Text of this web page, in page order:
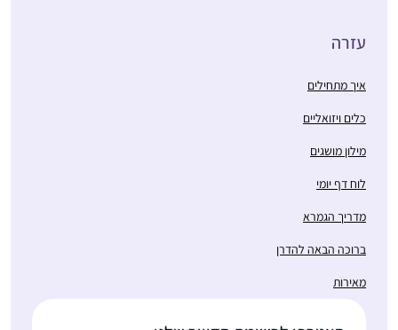
עזרה
איך מתחילים
כלים ויזואליים
מילון מושגים
לוח דף יומי
מדריך הגמרא
ברוכה הבאה להדרן
מאירות